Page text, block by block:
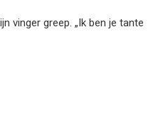
vinger greep. „Ik ben je tante